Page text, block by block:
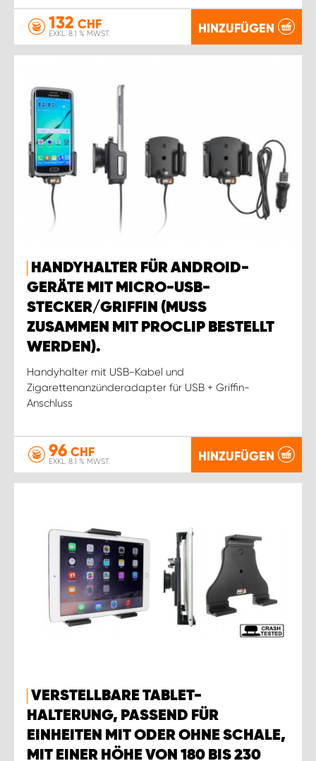
132 CHF
EXKL. 8.1 % MWST. HINZUFÜGEN
HANDYHALTER FÜR ANDROID-
GERÄTE MIT MICRO-USB-
STECKER/GRIFFIN (MUSS
ZUSAMMEN MIT PROCLIP BESTELLT
WERDEN).
Handyhalter mit USB-Kabel und
Zigarettenanzünderadapter für USB + Griffin-
Anschluss
96 CHF
EXKL. 8.1 % MWST. HINZUFÜGEN
VERSTELLBARE TABLET-
HALTERUNG, PASSEND FÜR
EINHEITEN MIT ODER OHNE SCHALE,
MIT EINER HÖHE VON 180 BIS 230